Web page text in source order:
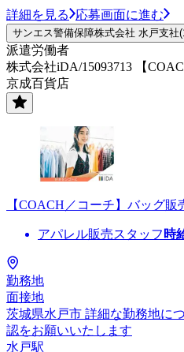
詳細を見る 応募画面に進む
サンエス警備保障株式会社 水戸支社
派遣労働者
株式会社iDA/15093713 【
京成百貨店
【COACH／コーチ】バッグ
アパレル販売スタッフ 時
勤務地
面接地
茨城県水戸市 詳細な勤務地に
認をお願いいたします
水戸駅